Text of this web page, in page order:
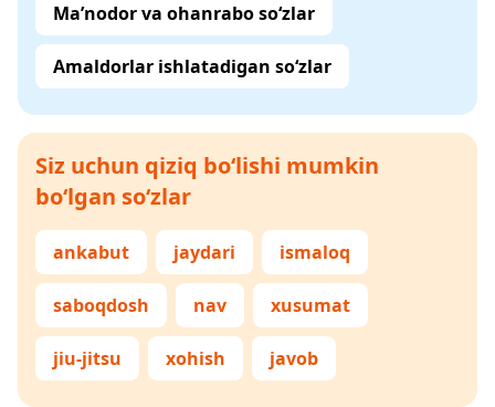
Ma’nodor va ohanrabo so‘zlar
Amaldorlar ishlatadigan so‘zlar
Siz uchun qiziq bo‘lishi mumkin
bo‘lgan so‘zlar
ankabut jaydari ismaloq
saboqdosh nav xusumat
jiu-jitsu xohish javob